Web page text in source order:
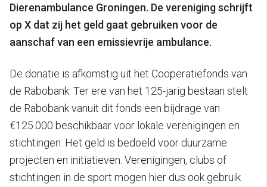
Dierenambulance Groningen. De vereniging schrijft
op X dat zij het geld gaat gebruiken voor de
aanschaf van een emissievrije ambulance.
De donatie is afkomstig uit het Coöperatiefonds van
de Rabobank. Ter ere van het 125-jarig bestaan stelt
de Rabobank vanuit dit fonds een bijdrage van
€125.000 beschikbaar voor lokale verenigingen en
stichtingen. Het geld is bedoeld voor duurzame
projecten en initiatieven. Verenigingen, clubs of
stichtingen in de sport mogen hier dus ook gebruik